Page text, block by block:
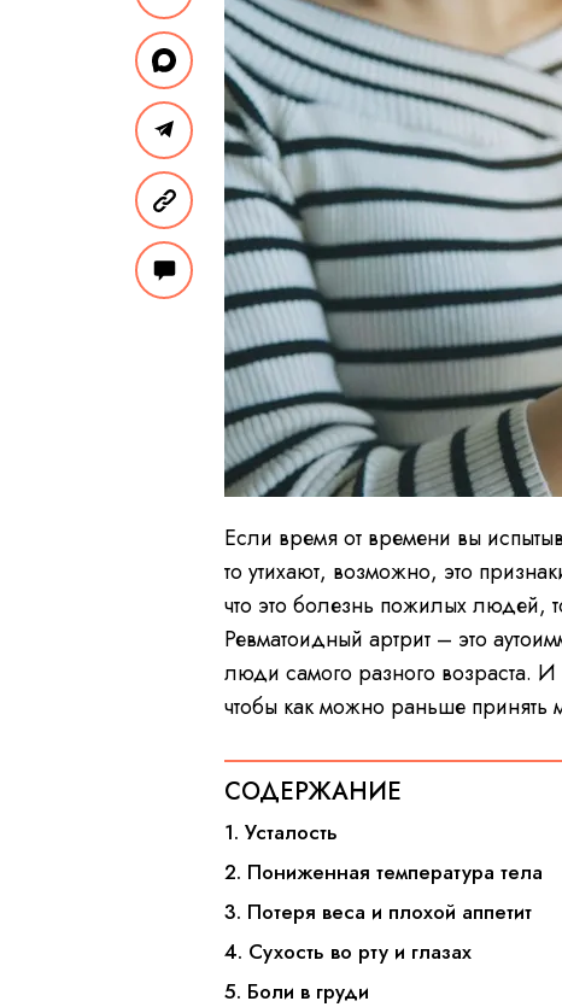
Если время от времени вы
то утихают, возможно, это
что это болезнь пожилых людей,
Ревматоидный артрит – это
люди самого разного возраста.
чтобы как можно раньше принять
СОДЕРЖАНИЕ
1. Усталость
2. Пониженная температура тела
3. Потеря веса и плохой аппетит
4. Сухость во рту и глазах
5. Боли в груди